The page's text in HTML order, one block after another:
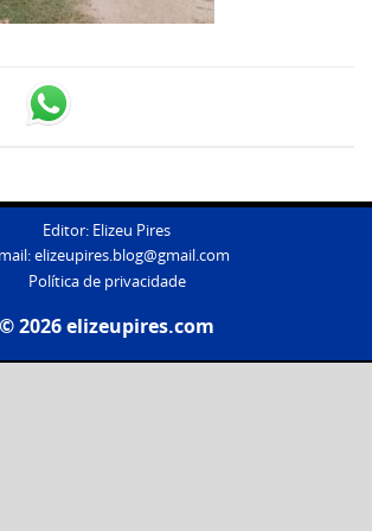
Editor: Elizeu Pires
elizeupires.blog@gmail.com
Política de privacidade
© 2026 elizeupires.com